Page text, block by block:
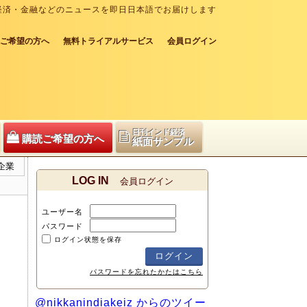
・金融などのニュースを即日日本語でお届けします
希望の方へ 無料トライアルサービス 会員ログイン
購読ご希望の方へ
日刊インド経済
紙面サンプル
業
LOG IN 会員ログイン
ユーザー名
パスワード
ログイン状態を保存
パスワードを忘れたかたはこちら
@nikkanindiakeiz からのツイー